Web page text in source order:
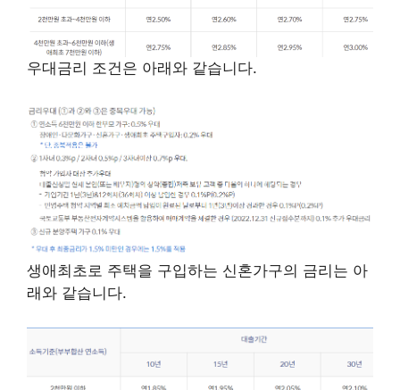
우대금리 조건은 아래와 같습니다.
생애최초로 주택을 구입하는 신혼가구의 금리는 아
래와 같습니다.